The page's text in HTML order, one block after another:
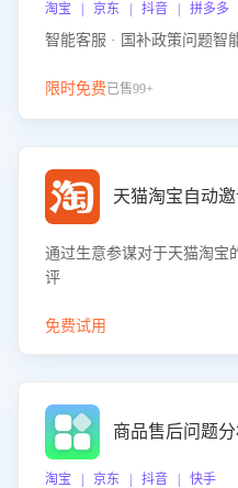
淘宝 | 京东 | 抖音 | 拼多多
智能客服 · 国补政策问题智
限时免费已售99+
天猫淘宝自动
通过生意参谋对于天猫淘宝
评
免费试用
商品售后问题
淘宝 | 京东 | 抖音 | 快手